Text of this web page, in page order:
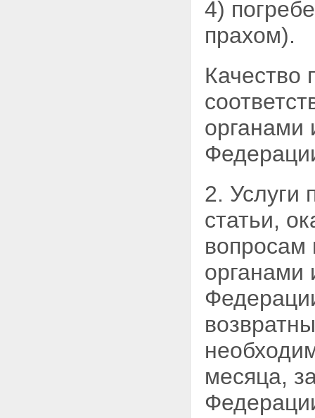
4)
прахом).
Качество
органами
2. Услуги
статьи,
вопросам
органами
месяца,